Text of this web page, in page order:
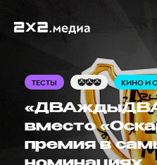
ТЕСТЫ 🤡🤡🤡 КИНО И
вместо
премия в